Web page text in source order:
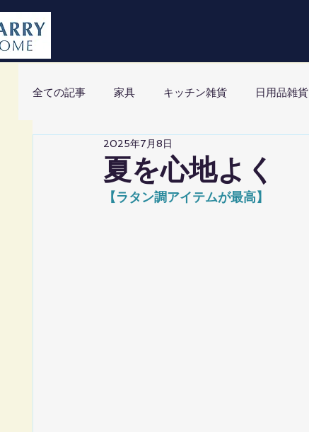
全ての記事 家具 キッチン雑貨 日用品雑貨
夏を心地よく
2025年7月8日
【ラタン調アイテムが最高】